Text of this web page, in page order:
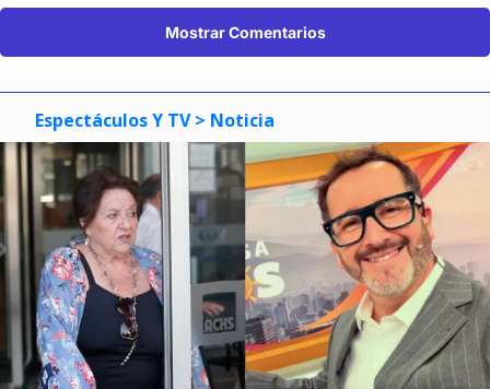
Mostrar Comentarios
Espectáculos Y TV > Noticia